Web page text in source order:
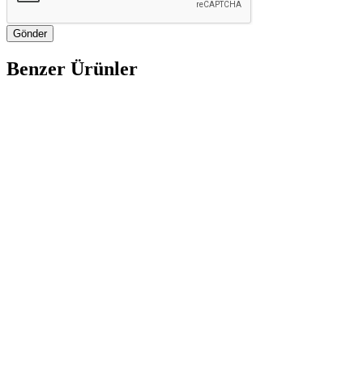
Gönder
Benzer Ürünler